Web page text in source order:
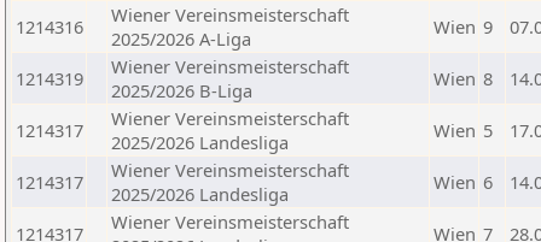
1214316
Wiener Vereinsmeisterschaft
2025/2026 A-Liga
Wien 9
1214319
Wiener Vereinsmeisterschaft
2025/2026 B-Liga
Wien 8
1214317
Wiener Vereinsmeisterschaft
2025/2026 Landesliga
Wien 5
1214317
Wiener Vereinsmeisterschaft
2025/2026 Landesliga
Wien 6
1214317
Wiener Vereinsmeisterschaft
Wien 7